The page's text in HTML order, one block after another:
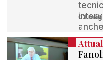
02 mag